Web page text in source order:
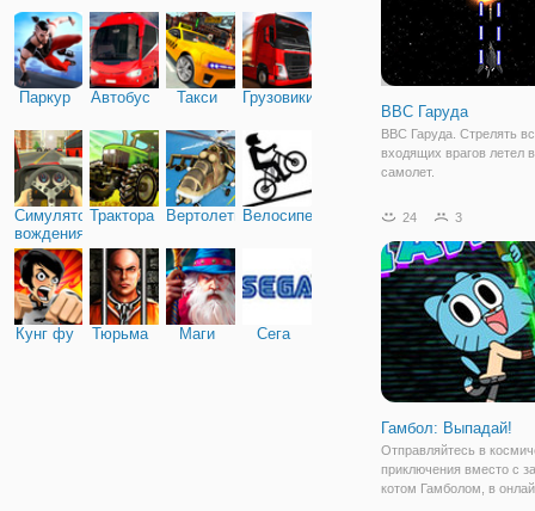
Паркур Автобус Такси Грузовики
Симулятор
вождения
Трактора ВертолетыВелосипед
Кунг фу Тюрьма Маги Сега
ВВС Гаруда
ВВС Гаруда. Стрелять
входящих врагов летел
самолет.
24 3
Гамбол: Выпадай!
Отправляйтесь в
приключения вместо с
котом Гамболом, в